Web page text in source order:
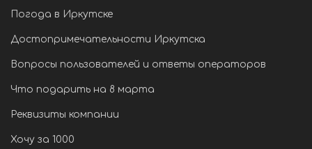
Погода в Иркутске
Достопримечательности Иркутска
Вопросы пользователей и ответы операторов
Что подарить на 8 марта
Реквизиты компании
Хочу за 1000